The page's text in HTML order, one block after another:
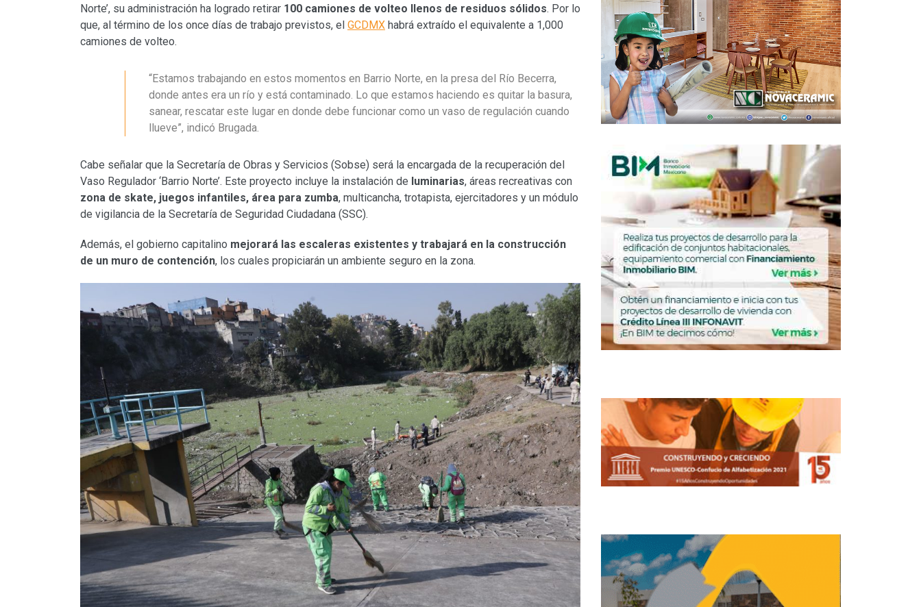
Norte’, su administración ha logrado retirar 100 camiones de volteo llenos de residuos sólidos. Por lo
que, al término de los once días de trabajo previstos, el GCDMX habrá extraído el equivalente a 1,000
camiones de volteo.
“Estamos trabajando en estos momentos en Barrio Norte, en la presa del Río Becerra,
donde antes era un río y está contaminado. Lo que estamos haciendo es quitar la basura,
sanear, rescatar este lugar en donde debe funcionar como un vaso de regulación cuando
llueve”, indicó Brugada.
Cabe señalar que la Secretaría de Obras y Servicios (Sobse) será la encargada de la recuperación del
Vaso Regulador ‘Barrio Norte’. Este proyecto incluye la instalación de luminarias, áreas recreativas con
zona de skate, juegos infantiles, área para zumba, multicancha, trotapista, ejercitadores y un módulo
de vigilancia de la Secretaría de Seguridad Ciudadana (SSC).
Además, el gobierno capitalino mejorará las escaleras existentes y trabajará en la construcción
de un muro de contención, los cuales propiciarán un ambiente seguro en la zona.